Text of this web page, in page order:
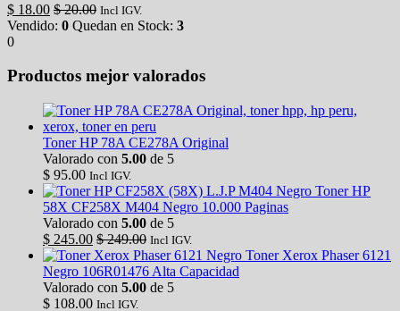
$ 18.00 $20.00 Incl IGV.
Vendido: 0 Quedan en Stock: 3
0
Productos mejor valorados
Toner HP 78A CE278A Original
Valorado con 5.00 de 5
$ 95.00 Incl IGV.
Toner HP
58X CF258X M404 Negro 10.000 Paginas
Valorado con 5.00 de 5
$ 245.00 $249.00 Incl IGV.
Toner Xerox Phaser 6121
Negro 106R01476 Alta Capacidad
Valorado con 5.00 de 5
$ 108.00 Incl IGV.